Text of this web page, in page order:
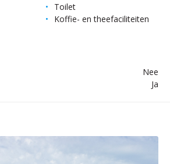
Toilet
Koffie- en theefaciliteiten
Nee
Ja